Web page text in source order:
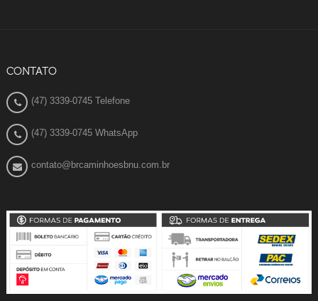
CONTATO
(47) 3339-0745 Telefone
(47) 3339-0745 WhatsApp
contato@brcaminhoesbnu.com.br